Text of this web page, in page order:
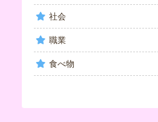
社会
職業
食べ物